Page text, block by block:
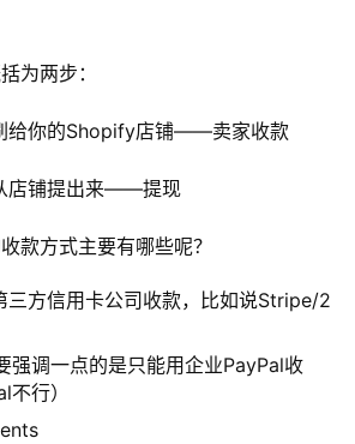
为两步：
给你的Shopify店铺——卖家收款
店铺提出来——提现
款方式主要有哪些呢？
三方信用卡公司收款，比如说Stripe/2
强调一点的是只能用企业PayPal收
行）